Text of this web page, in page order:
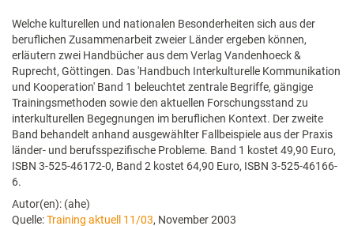
Welche kulturellen und nationalen Besonderheiten sich aus der
beruflichen Zusammenarbeit zweier Länder ergeben können,
erläutern zwei Handbücher aus dem Verlag Vandenhoeck &
Ruprecht, Göttingen. Das 'Handbuch Interkulturelle Kommunikation
und Kooperation' Band 1 beleuchtet zentrale Begriffe, gängige
Trainingsmethoden sowie den aktuellen Forschungsstand zu
interkulturellen Begegnungen im beruflichen Kontext. Der zweite
Band behandelt anhand ausgewählter Fallbeispiele aus der Praxis
länder- und berufsspezifische Probleme. Band 1 kostet 49,90 Euro,
ISBN 3-525-46172-0, Band 2 kostet 64,90 Euro, ISBN 3-525-46166-
6.
Autor(en): (ahe)
Quelle:Training aktuell 11/03, November 2003